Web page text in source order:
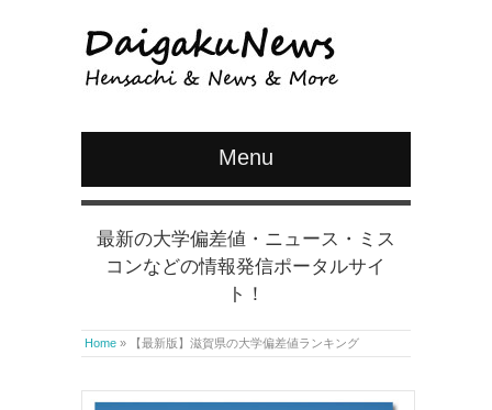
Menu
最新の大学偏差値・ニュース・ミス
コンなどの情報発信ポータルサイ
ト！
Home » 【最新版】滋賀県の大学偏差値ランキング